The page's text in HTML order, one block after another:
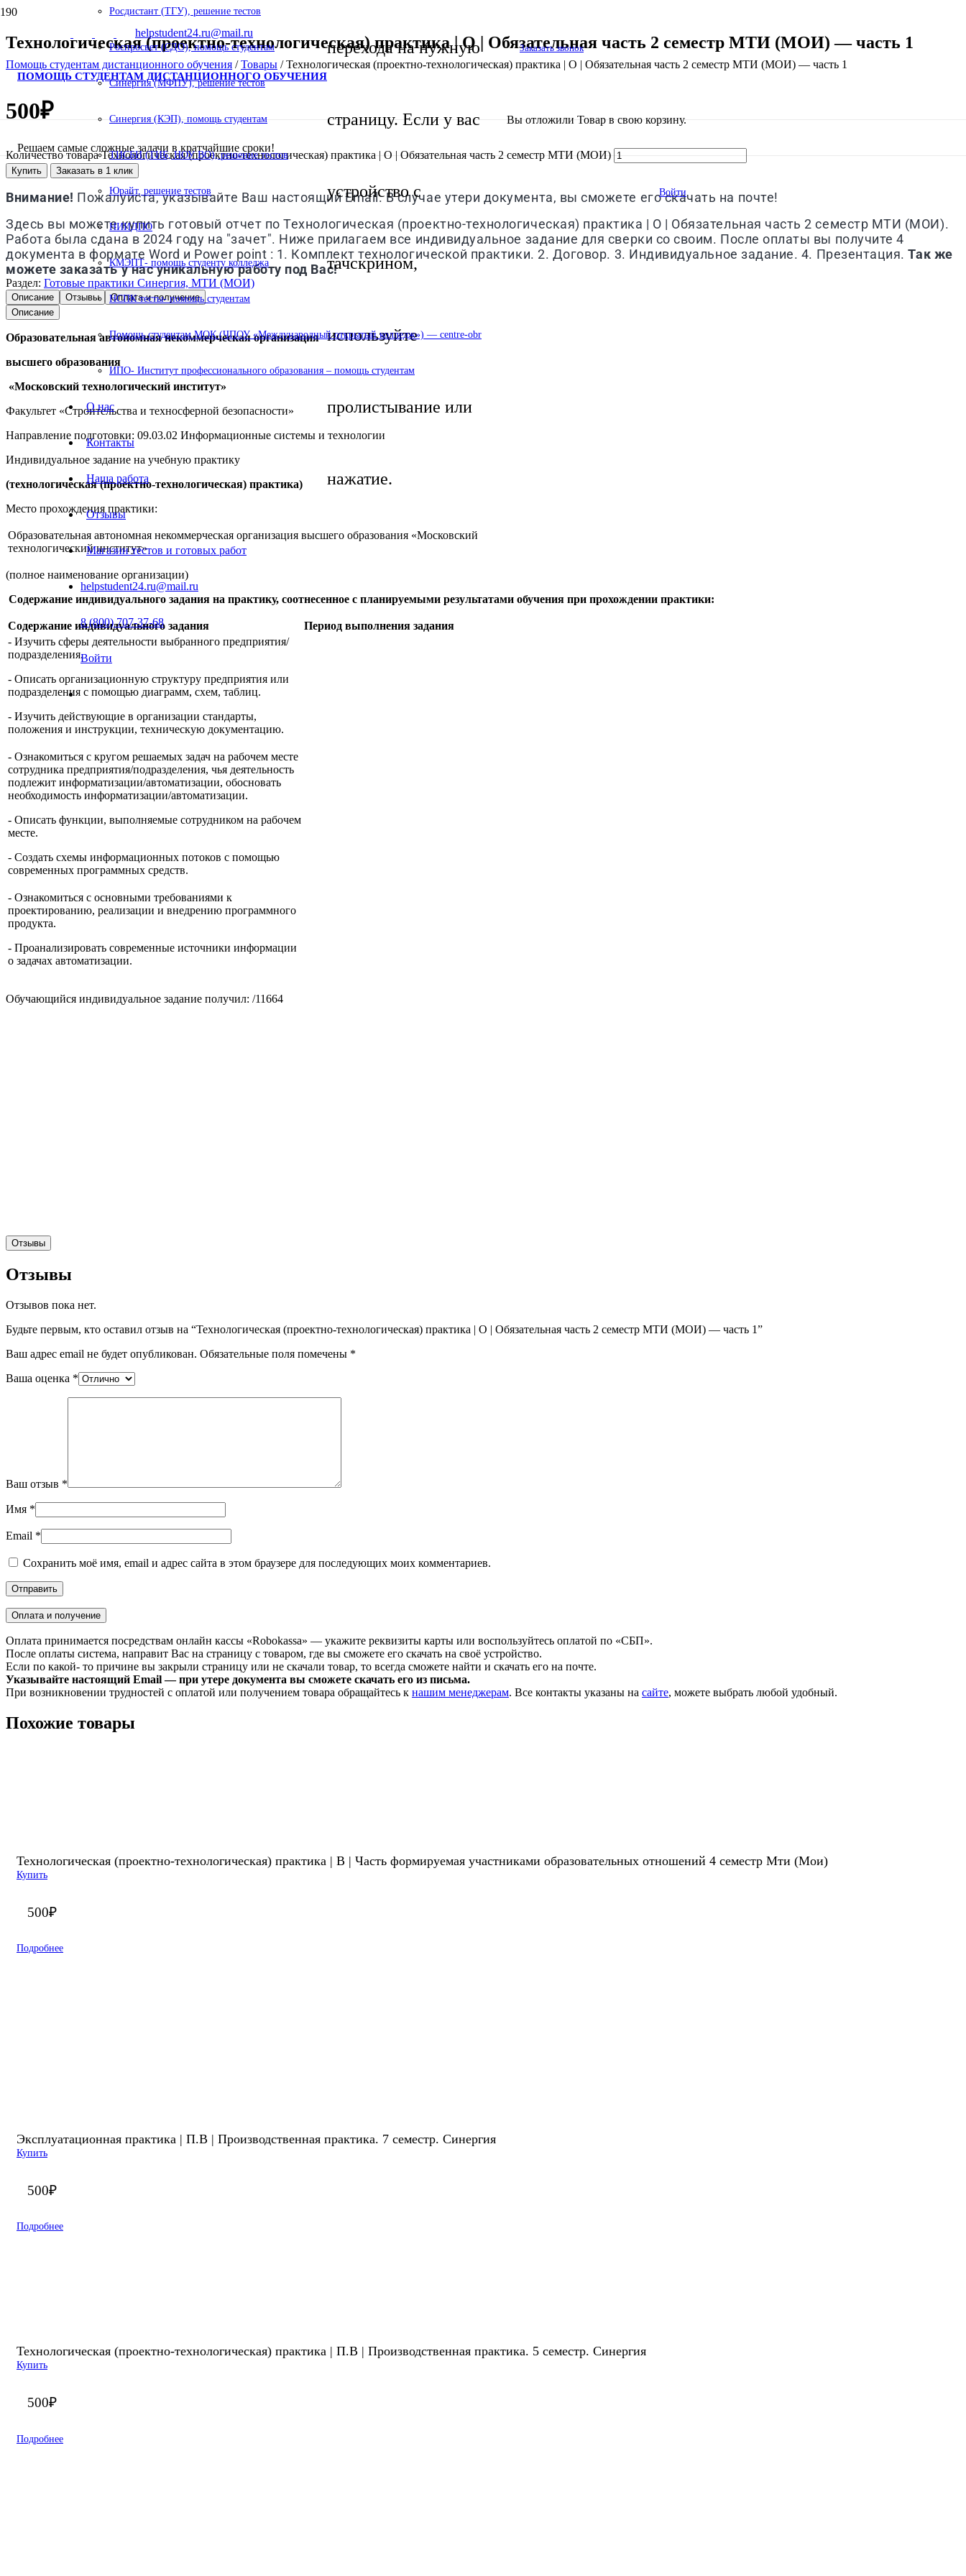
helpstudent24.ru@mail.ru
ПОМОЩЬ СТУДЕНТАМ ДИСТАНЦИОННОГО ОБУЧЕНИЯ
Решаем самые сложные задачи в кратчайшие сроки!
перехода на нужную
страницу. Если у вас
устройство с
тачскрином,
используйте
пролистывание или
нажатие.
Заказать звонок
Вы отложили Товар в свою корзину.
Войти
Росдистант (ТГУ), решение тестов
Роспросвет (СДО), помощь студентам
Синергия (МФПУ), решение тестов
Синергия (КЭП), помощь студентам
ТИСБИ (ТИБ, НОУ ВО), решение тестов
Юрайт, решение тестов
НИИДПО
КМЭПТ- помощь студенту колледжа
НСПК тесты- помощь студентам
Помощь студентам МОК (ЧПОУ «Международный открытый колледж») — centre-obr
ИПО- Институт профессионального образования – помощь студентам
О нас
Контакты
Наша работа
Отзывы
Магазин тестов и готовых работ
helpstudent24.ru@mail.ru
8 (800) 707-37-68
Войти
Технологическая (проектно-технологическая) практика | О | Обязательная часть 2 семестр МТИ (МОИ) — часть 1
Помощь студентам дистанционного обучения /Товары /Технологическая (проектно-технологическая) практика | О | Обязательная часть 2 семестр МТИ (МОИ) — часть 1
500₽
Количество товара Технологическая (проектно-технологическая) практика | О | Обязательная часть 2 семестр МТИ (МОИ)
Купить Заказать в 1 клик
Внимание! Пожалуйста, указывайте Ваш настоящий Email. В случае утери документа, вы сможете его скачать на почте!
Здесь вы можете купить готовый отчет по Технологическая (проектно-технологическая) практика | О | Обязательная часть 2 семестр МТИ (МОИ).
Работа была сдана в 2024 году на "зачет". Ниже прилагаем все индивидуальное задание для сверки со своим. После оплаты вы получите 4
документа в формате Word и Power point : 1. Комплект технологической практики. 2. Договор. 3. Индивидуальное задание. 4. Презентация.Так же
можете заказать у нас уникальную работу под Вас!
Раздел: Готовые практики Синергия, МТИ (МОИ)
Описание Отзывы
Оплата и получение
Описание
Образовательная автономная некоммерческая организация
высшего образования
«Московский технологический институт»
Факультет «Строительства и техносферной безопасности»
Направление подготовки: 09.03.02 Информационные системы и технологии
Индивидуальное задание на учебную практику
(технологическая (проектно-технологическая) практика)
Место прохождения практики:
Образовательная автономная некоммерческая организация высшего образования «Московский
технологический институт»
(полное наименование организации)
Содержание индивидуального задания на практику, соотнесенное с планируемыми результатами обучения при прохождении практики:
Содержание индивидуального задания
Период выполнения задания
- Изучить сферы деятельности выбранного предприятия/
подразделения.
- Описать организационную структуру предприятия или
подразделения с помощью диаграмм, схем, таблиц.
- Изучить действующие в организации стандарты,
положения и инструкции, техническую документацию.
- Ознакомиться с кругом решаемых задач на рабочем месте
сотрудника предприятия/подразделения, чья деятельность
подлежит информатизации/автоматизации, обосновать
необходимость информатизации/автоматизации.
- Описать функции, выполняемые сотрудником на рабочем
месте.
- Создать схемы информационных потоков с помощью
современных программных средств.
- Ознакомиться с основными требованиями к
проектированию, реализации и внедрению программного
продукта.
- Проанализировать современные источники информации
о задачах автоматизации.
Обучающийся индивидуальное задание получил: /11664
Отзывы
Отзывы
Отзывов пока нет.
Будьте первым, кто оставил отзыв на “Технологическая (проектно-технологическая) практика | О | Обязательная часть 2 семестр МТИ (МОИ) — часть 1”
Ваш адрес email не будет опубликован. Обязательные поля помечены *
Ваша оценка *
Ваш отзыв *
Имя *
Email *
Сохранить моё имя, email и адрес сайта в этом браузере для последующих моих комментариев.
Оплата и получение
Оплата принимается посредствам онлайн кассы «Robokassa» — укажите реквизиты карты или воспользуйтесь оплатой по «СБП».
После оплаты система, направит Вас на страницу с товаром, где вы сможете его скачать на своё устройство.
Если по какой- то причине вы закрыли страницу или не скачали товар, то всегда сможете найти и скачать его на почте.
Указывайте настоящий Email — при утере документа вы сможете скачать его из письма.
При возникновении трудностей с оплатой или получением товара обращайтесь к нашим менеджерам. Все контакты указаны на сайте, можете выбрать любой удобный.
Похожие товары
Технологическая (проектно-технологическая) практика | В | Часть формируемая участниками образовательных отношений 4 семестр Мти (Мои)
Купить
500₽
Подробнее
Эксплуатационная практика | П.В | Производственная практика. 7 семестр. Синергия
Купить
500₽
Подробнее
Технологическая (проектно-технологическая) практика | П.В | Производственная практика. 5 семестр. Синергия
Купить
500₽
Подробнее